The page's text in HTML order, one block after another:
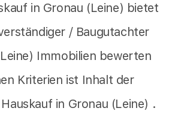
in Gronau (Leine) bietet
/ Baugutachter
Immobilien bewerten
Kriterien ist Inhalt der
in Gronau (Leine) .